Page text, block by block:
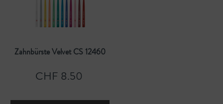
Zahnbürste Velvet CS 12460
CHF 8.50